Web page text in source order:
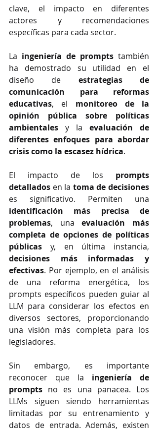
clave, el impacto en diferentes
actores y recomendaciones
específicas para cada sector.
La ingeniería de prompts también
ha demostrado su utilidad en el
diseño de estrategias de
comunicación para reformas
educativas, el monitoreo de la
opinión pública sobre políticas
ambientales y la evaluación de
diferentes enfoques para abordar
crisis como la escasez hídrica.
El impacto de los prompts
detallados en la toma de decisiones
identificación más precisa de
problemas, una evaluación más
completa de opciones de políticas
públicas
decisiones más informadas y
efectivas. Por ejemplo, en el análisis
de una reforma energética, los
prompts específicos pueden guiar al
LLM para considerar los efectos en
diversos sectores, proporcionando
una visión más completa para los
legisladores.
Sin embargo, es importante
reconocer que la ingeniería de
prompts no es una panacea. Los
LLMs siguen siendo herramientas
limitadas por su entrenamiento y